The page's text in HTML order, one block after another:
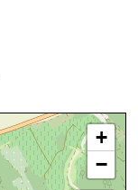
+
−